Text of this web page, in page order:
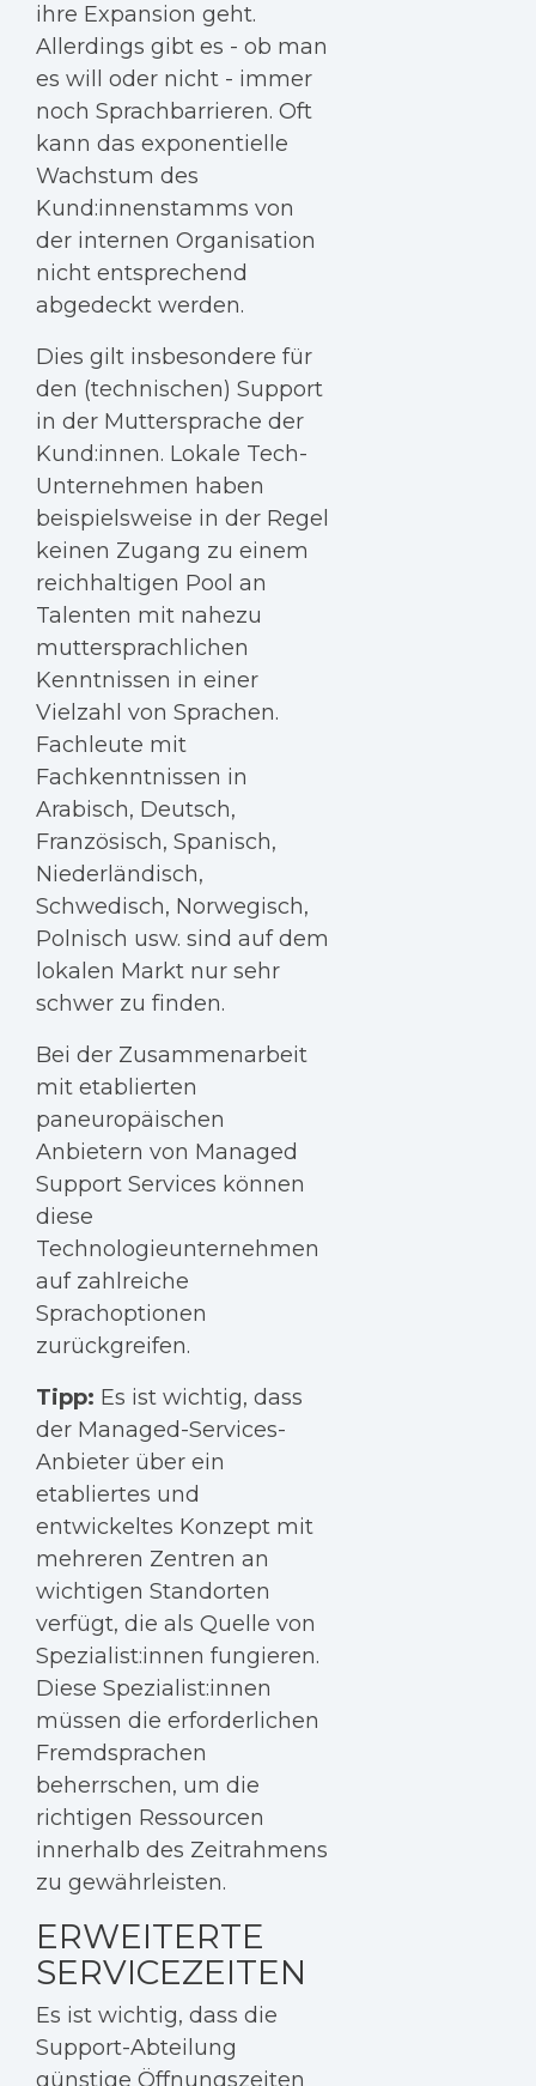
ihre Expansion geht.
Allerdings gibt es - ob man
es will oder nicht - immer
noch Sprachbarrieren. Oft
kann das exponentielle
Wachstum des
Kund:innenstamms von
der internen Organisation
nicht entsprechend
abgedeckt werden.
Dies gilt insbesondere für
den (technischen) Support
in der Muttersprache der
Kund:innen. Lokale Tech-
Unternehmen haben
beispielsweise in der Regel
keinen Zugang zu einem
reichhaltigen Pool an
Talenten mit nahezu
muttersprachlichen
Kenntnissen in einer
Vielzahl von Sprachen.
Fachleute mit
Fachkenntnissen in
Arabisch, Deutsch,
Französisch, Spanisch,
Niederländisch,
Schwedisch, Norwegisch,
Polnisch usw. sind auf dem
lokalen Markt nur sehr
schwer zu finden.
Bei der Zusammenarbeit
mit etablierten
paneuropäischen
Anbietern von Managed
Support Services können
diese
Technologieunternehmen
auf zahlreiche
Sprachoptionen
zurückgreifen.
Tipp: Es ist wichtig, dass
der Managed-Services-
Anbieter über ein
etabliertes und
entwickeltes Konzept mit
mehreren Zentren an
wichtigen Standorten
verfügt, die als Quelle von
Spezialist:innen fungieren.
Diese Spezialist:innen
müssen die erforderlichen
Fremdsprachen
beherrschen, um die
richtigen Ressourcen
innerhalb des Zeitrahmens
zu gewährleisten.
ERWEITERTE
SERVICEZEITEN
Es ist wichtig, dass die
Support-Abteilung
günstige Öffnungszeiten